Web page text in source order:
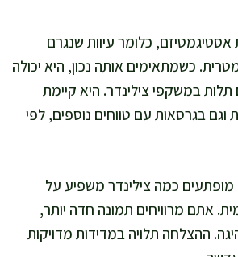
כלומר עיוות שנגרם
כשמתאימים אותה נכון, היא יכולה
במשקפי צילינדר. היא קיימת
וגם בגרסאות עם טווחים נוספים, לפי
מופתעים כמה צילינדר משפיע על
אתם מרוויחים תמונה חדה יותר,
ההצלחה תלויה במדידות מדויקות